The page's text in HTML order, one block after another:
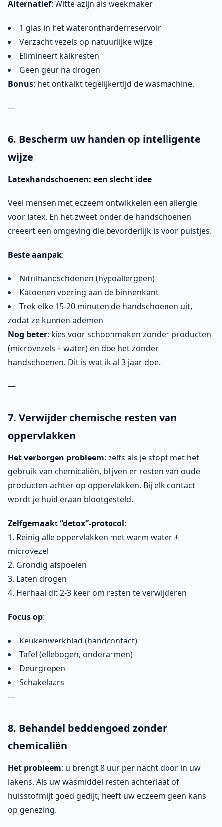
Alternatief: Witte azijn als weekmaker
1 glas in het waterontharderreservoir
Verzacht vezels op natuurlijke wijze
Elimineert kalkresten
Geen geur na drogen
Bonus: het ontkalkt tegelijkertijd de wasmachine.
—
6. Bescherm uw handen op intelligente
wijze
Latexhandschoenen: een slecht idee
Veel mensen met eczeem ontwikkelen een allergie
voor latex. En het zweet onder de handschoenen
creëert een omgeving die bevorderlijk is voor puistjes.
Beste aanpak:
Nitrilhandschoenen (hypoallergeen)
Katoenen voering aan de binnenkant
Trek elke 15-20 minuten de handschoenen uit,
zodat ze kunnen ademen
Nog beter: kies voor schoonmaken zonder producten
(microvezels + water) en doe het zonder
handschoenen. Dit is wat ik al 3 jaar doe.
—
7. Verwijder chemische resten van
oppervlakken
Het verborgen probleem: zelfs als je stopt met het
gebruik van chemicaliën, blijven er resten van oude
producten achter op oppervlakken. Bij elk contact
wordt je huid eraan blootgesteld.
Zelfgemaakt “detox”-protocol:
1. Reinig alle oppervlakken met warm water +
microvezel
2. Grondig afspoelen
3. Laten drogen
4. Herhaal dit 2-3 keer om resten te verwijderen
Focus op:
Keukenwerkblad (handcontact)
Tafel (ellebogen, onderarmen)
Deurgrepen
Schakelaars
—
8. Behandel beddengoed zonder
chemicaliën
Het probleem: u brengt 8 uur per nacht door in uw
lakens. Als uw wasmiddel resten achterlaat of
huisstofmijt goed gedijt, heeft uw eczeem geen kans
op genezing.